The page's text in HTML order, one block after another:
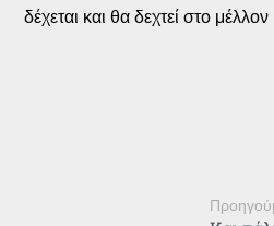
δέχεται και θα δεχτεί στο